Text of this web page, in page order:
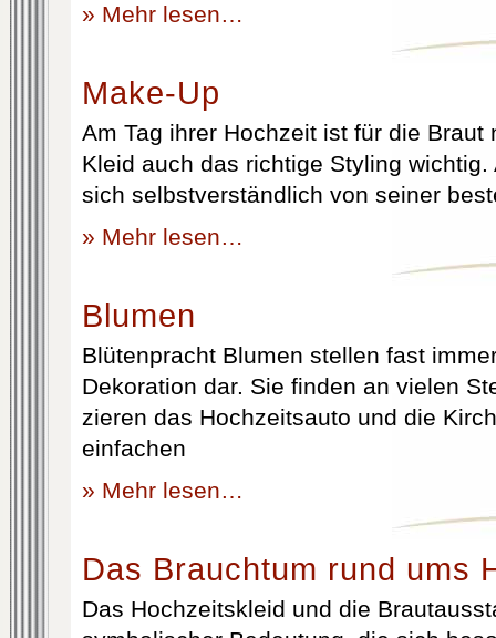
» Mehr lesen…
Make-Up
Am Tag ihrer Hochzeit ist für die Braut
Kleid auch das richtige Styling
sich selbstverständlich von seiner
» Mehr lesen…
Blumen
Blütenpracht Blumen stellen fast
Dekoration dar. Sie finden an vielen
zieren das Hochzeitsauto und die
einfachen
» Mehr lesen…
Das Brauchtum rund ums
Das Hochzeitskleid und die